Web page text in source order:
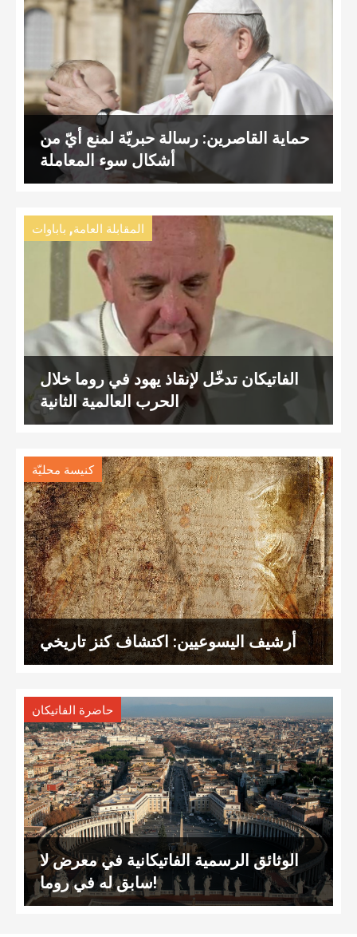
حماية القاصرين: رسالة حبريّة لمنع أيّ من
أشكال سوء المعاملة
المقابلة العامة, باباوات
الفاتيكان تدخّل لإنقاذ يهود في روما خلال
الحرب العالمية الثانية
كنيسة محليّة
أرشيف اليسوعيين: اكتشاف كنز تاريخي
حاضرة الفاتيكان
الوثائق الرسمية الفاتيكانية في معرض لا
سابق له في روما!